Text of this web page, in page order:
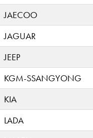
JAECOO
JAGUAR
JEEP
KGM-SSANGYONG
KIA
LADA